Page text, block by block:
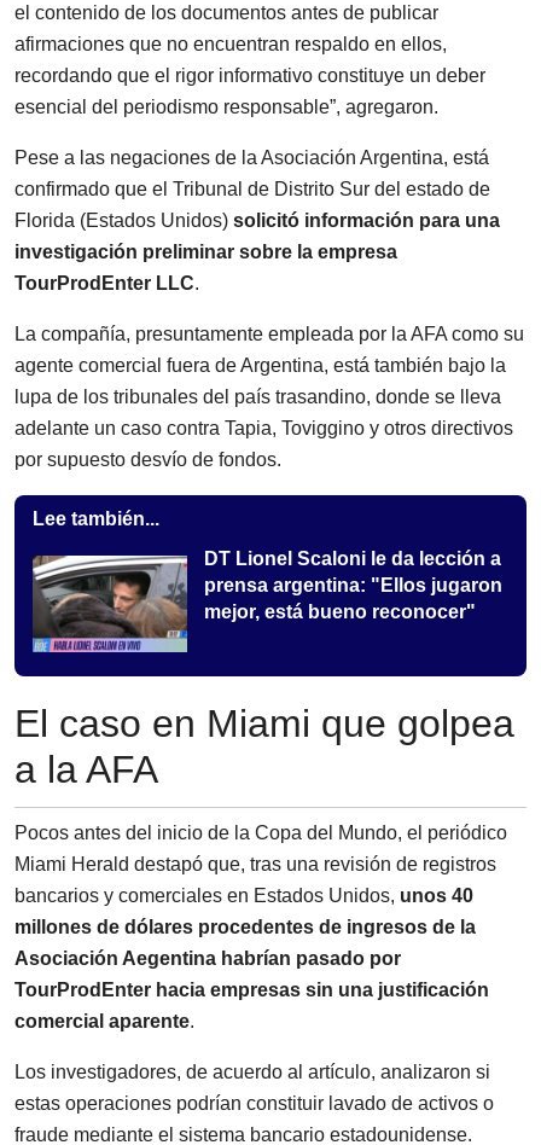
el contenido de los documentos antes de publicar
afirmaciones que no encuentran respaldo en ellos,
recordando que el rigor informativo constituye un deber
esencial del periodismo responsable”, agregaron.
Pese a las negaciones de la Asociación Argentina, está
confirmado que el Tribunal de Distrito Sur del estado de
Florida (Estados Unidos) solicitó información para una
investigación preliminar sobre la empresa
TourProdEnter LLC.
La compañía, presuntamente empleada por la AFA como su
agente comercial fuera de Argentina, está también bajo la
lupa de los tribunales del país trasandino, donde se lleva
adelante un caso contra Tapia, Toviggino y otros directivos
por supuesto desvío de fondos.
Lee también...
DT Lionel Scaloni le da lección a
prensa argentina: "Ellos jugaron
mejor, está bueno reconocer"
El caso en Miami que golpea
a la AFA
Pocos antes del inicio de la Copa del Mundo, el periódico
Miami Herald destapó que, tras una revisión de registros
bancarios y comerciales en Estados Unidos, unos 40
millones de dólares procedentes de ingresos de la
Asociación Aegentina habrían pasado por
TourProdEnter hacia empresas sin una justificación
comercial aparente.
Los investigadores, de acuerdo al artículo, analizaron si
estas operaciones podrían constituir lavado de activos o
fraude mediante el sistema bancario estadounidense.